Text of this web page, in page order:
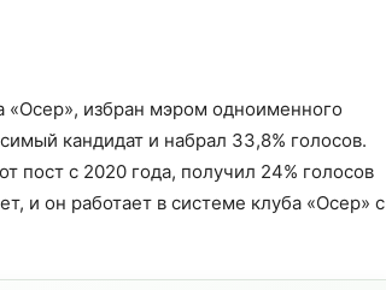
«Осер», избран мэром одноименного
кандидат и набрал 33,8% голосов.
с 2020 года, получил 24% голосов
и он работает в системе клуба «Осер» с